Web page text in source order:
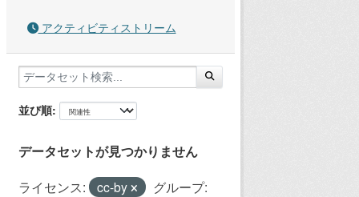
アクティビティストリーム
並び順
データセットが見つかりません
ライセンス: cc-by
グループ: